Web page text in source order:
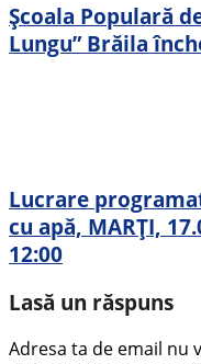
Școala Populară
Lungu” Brăila
Lucrare
cu apă, MARȚI,
12:00
Lasă un răspuns
Adresa ta de email nu